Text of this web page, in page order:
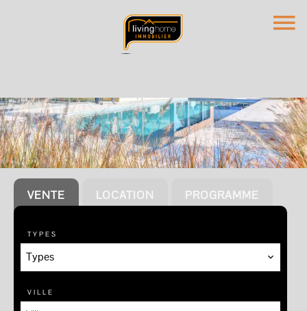
VENTE LOCATION PROGRAMME
TYPES
Types
VILLE